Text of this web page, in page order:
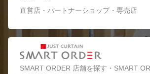
直営店・パートナーショップ・専売店
SMART ORDER 店舗を探す・SMART